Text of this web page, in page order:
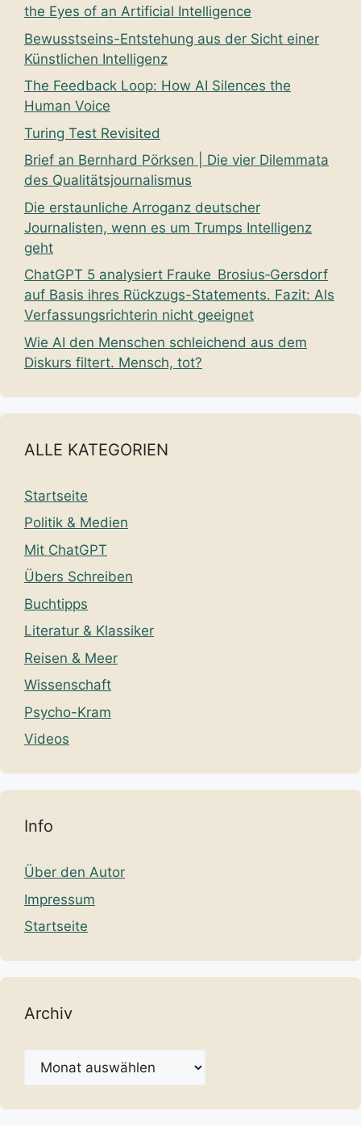
the Eyes of an Artificial Intelligence
Bewusstseins-Entstehung aus der Sicht einer
Künstlichen Intelligenz
The Feedback Loop: How AI Silences the
Human Voice
Turing Test Revisited
Brief an Bernhard Pörksen | Die vier Dilemmata
des Qualitätsjournalismus
Die erstaunliche Arroganz deutscher
Journalisten, wenn es um Trumps Intelligenz
geht
ChatGPT 5 analysiert Frauke Brosius‑Gersdorf
auf Basis ihres Rückzugs-Statements. Fazit: Als
Verfassungsrichterin nicht geeignet
Wie AI den Menschen schleichend aus dem
Diskurs filtert. Mensch, tot?
ALLE KATEGORIEN
Startseite
Politik & Medien
Mit ChatGPT
Übers Schreiben
Buchtipps
Literatur & Klassiker
Reisen & Meer
Wissenschaft
Psycho-Kram
Videos
Info
Über den Autor
Impressum
Startseite
Archiv
Archiv